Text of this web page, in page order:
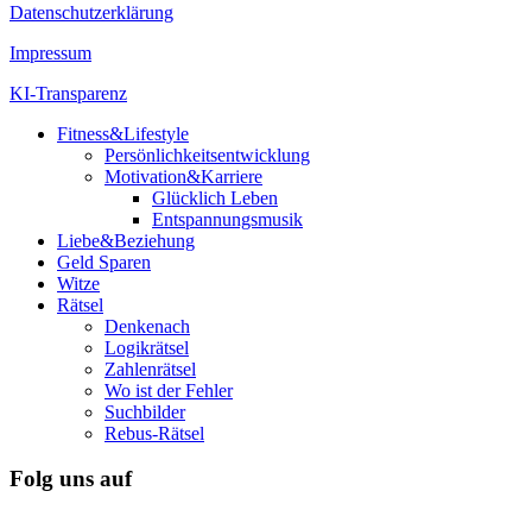
Datenschutzerklärung
Impressum
KI-Transparenz
Fitness&Lifestyle
Persönlichkeitsentwicklung
Motivation&Karriere
Glücklich Leben
Entspannungsmusik
Liebe&Beziehung
Geld Sparen
Witze
Rätsel
Denkenach
Logikrätsel
Zahlenrätsel
Wo ist der Fehler
Suchbilder
Rebus-Rätsel
Folg uns auf